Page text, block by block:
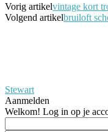
Vorig artikelvintage kort
Volgend artikelbruiloft
Stewart
Aanmelden
Welkom! Log in op je